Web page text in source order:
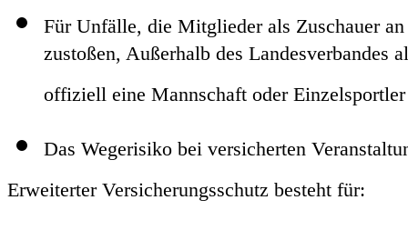
Für Unfälle, die Mitglieder als Zuschauer
zustoßen, Außerhalb des
offiziell eine Mannschaft oder
Das Wegerisiko bei versicherten
Erweiterter Versicherungsschutz besteht für: